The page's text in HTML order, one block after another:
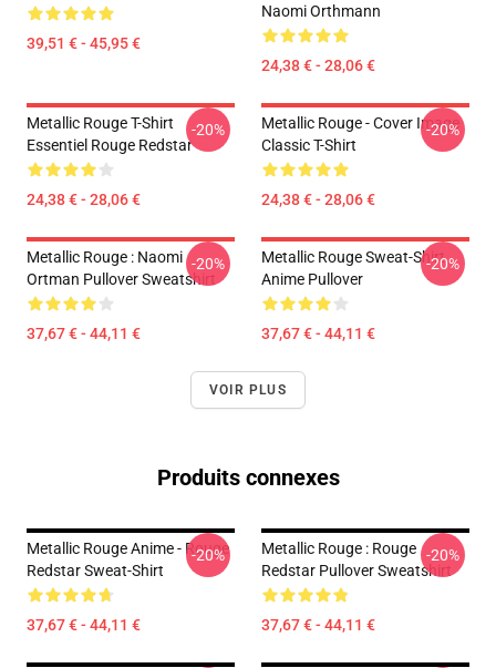
39,51 € - 45,95 €
Naomi Orthmann
24,38 € - 28,06 €
Metallic Rouge T-Shirt
Essentiel Rouge Redstar
24,38 € - 28,06 €
-20%
Metallic Rouge - Cover Image
Classic T-Shirt
24,38 € - 28,06 €
-20%
Metallic Rouge : Naomi
Ortman Pullover Sweatshirt
37,67 € - 44,11 €
-20%
Metallic Rouge Sweat-Shirt
Anime Pullover
37,67 € - 44,11 €
-20%
VOIR PLUS
Produits connexes
Metallic Rouge Anime - Rouge
Redstar Sweat-Shirt
37,67 € - 44,11 €
-20%
Metallic Rouge : Rouge
Redstar Pullover Sweatshirt
37,67 € - 44,11 €
-20%